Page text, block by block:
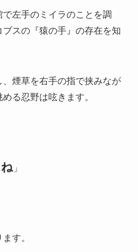
左手のミイラのことを調
スの『猿の手』の存在を知
煙草を右手の指で挟みなが
る忍野は呟きます。
」
す。